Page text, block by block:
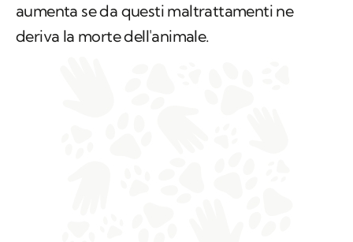
aumenta se da questi maltrattamenti ne
deriva la morte dell'animale.